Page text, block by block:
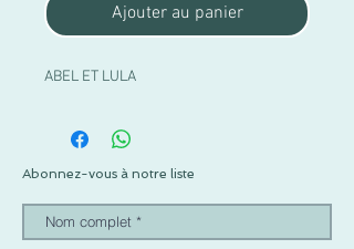
Ajouter au panier
ABEL ET LULA
Abonnez-vous à notre liste